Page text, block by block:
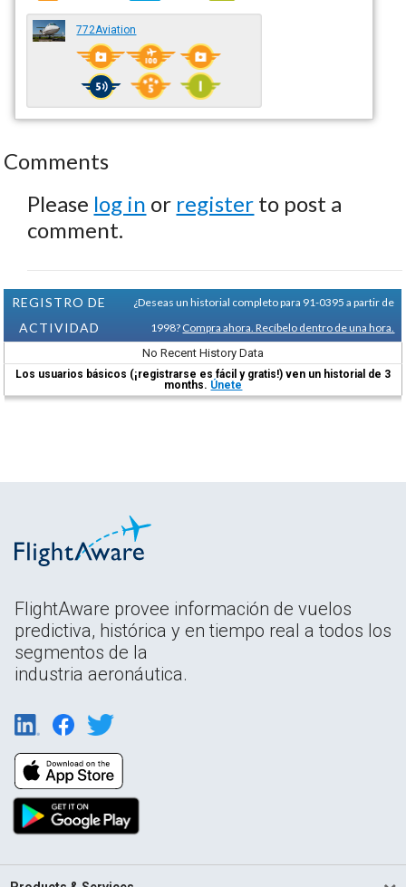
772Aviation
Comments
Please log in or register to post a
comment.
REGISTRO DE
ACTIVIDAD
¿Deseas un historial completo para 91-0395 a partir de
1998? Compra ahora. Recíbelo dentro de una hora.
No Recent History Data
Los usuarios básicos (¡registrarse es fácil y gratis!) ven un historial de 3
months. Únete
FlightAware provee información de vuelos
predictiva, histórica y en tiempo real a todos los
segmentos de la
industria aeronáutica.